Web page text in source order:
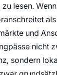
zu lesen.
und
nicht
sondern